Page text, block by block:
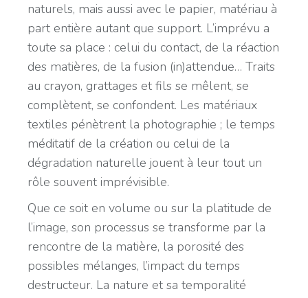
naturels, mais aussi avec le papier, matériau à
part entière autant que support. L’imprévu a
toute sa place : celui du contact, de la réaction
des matières, de la fusion (in)attendue… Traits
au crayon, grattages et fils se mêlent, se
complètent, se confondent. Les matériaux
textiles pénètrent la photographie ; le temps
méditatif de la création ou celui de la
dégradation naturelle jouent à leur tout un
rôle souvent imprévisible.
Que ce soit en volume ou sur la platitude de
l’image, son processus se transforme par la
rencontre de la matière, la porosité des
possibles mélanges, l’impact du temps
destructeur. La nature et sa temporalité